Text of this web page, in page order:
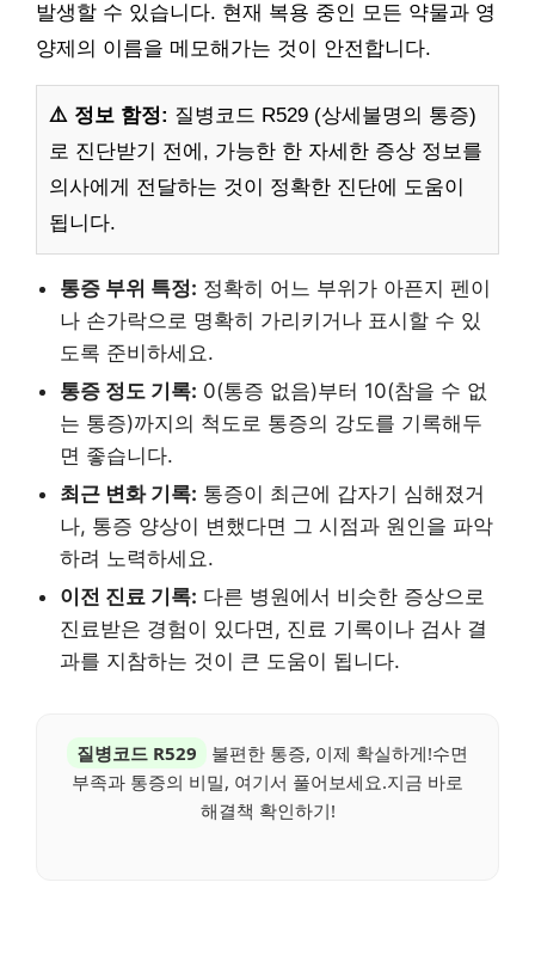
발생할 수 있습니다. 현재 복용 중인 모든 약물과 영
양제의 이름을 메모해가는 것이 안전합니다.
⚠️ 정보 함정: 질병코드 R529 (상세불명의 통증)
로 진단받기 전에, 가능한 한 자세한 증상 정보를
의사에게 전달하는 것이 정확한 진단에 도움이
됩니다.
통증 부위 특정: 정확히 어느 부위가 아픈지 펜이
나 손가락으로 명확히 가리키거나 표시할 수 있
도록 준비하세요.
통증 정도 기록: 0(통증 없음)부터 10(참을 수 없
는 통증)까지의 척도로 통증의 강도를 기록해두
면 좋습니다.
최근 변화 기록: 통증이 최근에 갑자기 심해졌거
나, 통증 양상이 변했다면 그 시점과 원인을 파악
하려 노력하세요.
이전 진료 기록: 다른 병원에서 비슷한 증상으로
진료받은 경험이 있다면, 진료 기록이나 검사 결
과를 지참하는 것이 큰 도움이 됩니다.
질병코드 R529
불편한 통증, 이제 확실하게!수면
부족과 통증의 비밀, 여기서 풀어보세요.지금 바로
해결책 확인하기!